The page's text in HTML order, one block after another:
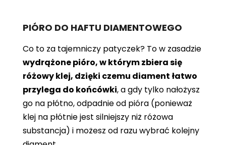
PIÓRO DO HAFTU DIAMENTOWEGO
Co to za tajemniczy patyczek? To w zasadzie
wydrążone pióro, w którym zbiera się
różowy klej, dzięki czemu diament łatwo
przylega do końcówki, a gdy tylko nałożysz
go na płótno, odpadnie od pióra (ponieważ
klej na płótnie jest silniejszy niż różowa
substancja) i możesz od razu wybrać kolejny